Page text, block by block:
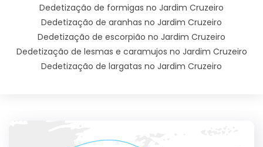
Dedetização de formigas no Jardim Cruzeiro
Dedetização de aranhas no Jardim Cruzeiro
Dedetização de escorpião no Jardim Cruzeiro
Dedetização de lesmas e caramujos no Jardim Cruzeiro
Dedetização de largatas no Jardim Cruzeiro